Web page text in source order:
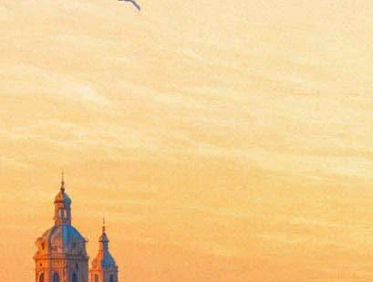
книги
Ченнинг Татум
02 августа 2016,